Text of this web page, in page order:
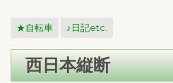
★自転車 ♪日記etc.
西日本縦断